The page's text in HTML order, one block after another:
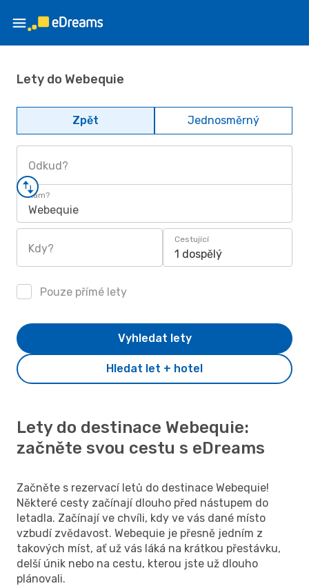
Lety do Webequie
Zpět Jednosměrný
Odkud?
Kam?
Webequie
Kdy?
Cestující
1 dospělý
Pouze přímé lety
Hledat let + hotel
Vyhledat lety
Lety do destinace Webequie:
začněte svou cestu s eDreams
Začněte s rezervací letů do destinace Webequie!
Některé cesty začínají dlouho před nástupem do
letadla. Začínají ve chvíli, kdy ve vás dané místo
vzbudí zvědavost. Webequie je přesně jedním z
takových míst, ať už vás láká na krátkou přestávku,
delší únik nebo na cestu, kterou jste už dlouho
plánovali.